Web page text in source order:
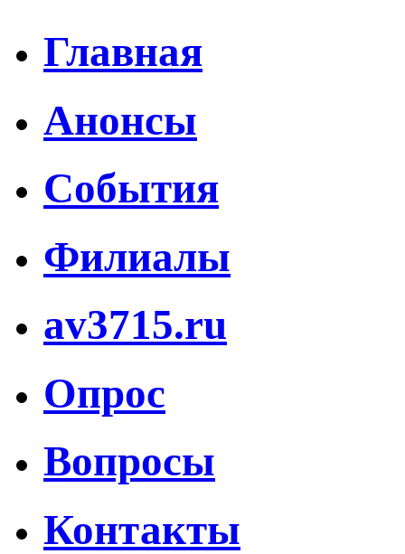
Главная
Анонсы
События
Филиалы
av3715.ru
Опрос
Вопросы
Контакты